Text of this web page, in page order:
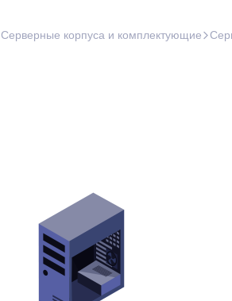
Серверные корпуса и комплектующие